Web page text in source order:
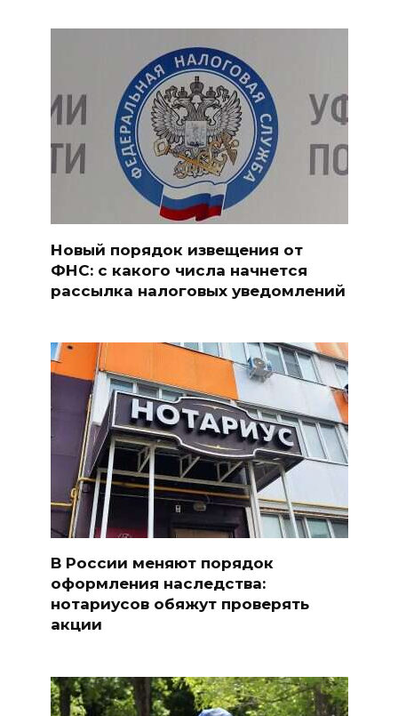
Новый порядок извещения от
ФНС: с какого числа начнется
рассылка налоговых уведомлений
В России меняют порядок
оформления наследства:
нотариусов обяжут проверять
акции